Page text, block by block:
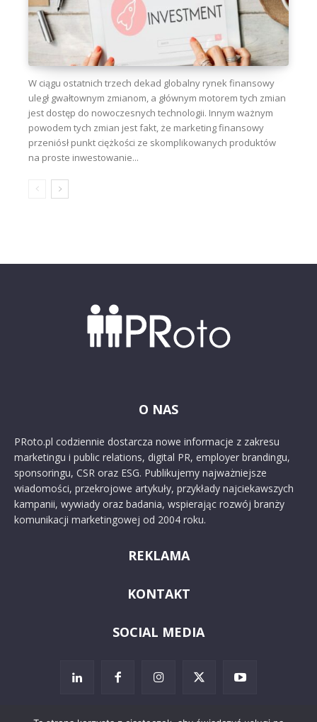
W ciągu ostatnich trzech dekad globalny rynek finansowy
uległ gwałtownym zmianom, a głównym motorem tych zmian
jest dostęp do nowoczesnych technologii. Innym ważnym
powodem tych zmian jest fakt, że marketing finansowy
przeniósł punkt ciężkości ze skomplikowanych produktów
na proste inwestowanie...
O NAS
PRoto.pl codziennie dostarcza nowe informacje z zakresu
marketingu i public relations, digital PR, employer brandingu,
sponsoringu, CSR oraz ESG. Publikujemy najważniejsze
wiadomości, przekrojowe artykuły, przykłady najciekawszych
kampanii, wywiady oraz badania, wspierając rozwój branży
komunikacji marketingowej od 2004 roku.
REKLAMA
KONTAKT
SOCIAL MEDIA